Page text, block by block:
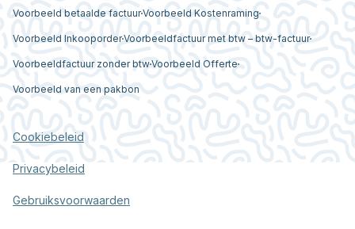
Voorbeeld betaalde factuurVoorbeeld Kostenraming
Voorbeeld InkooporderVoorbeeldfactuur met btw – btw-factuur
Voorbeeldfactuur zonder btwVoorbeeld Offerte
Voorbeeld van een pakbon
Cookiebeleid
Privacybeleid
Gebruiksvoorwaarden